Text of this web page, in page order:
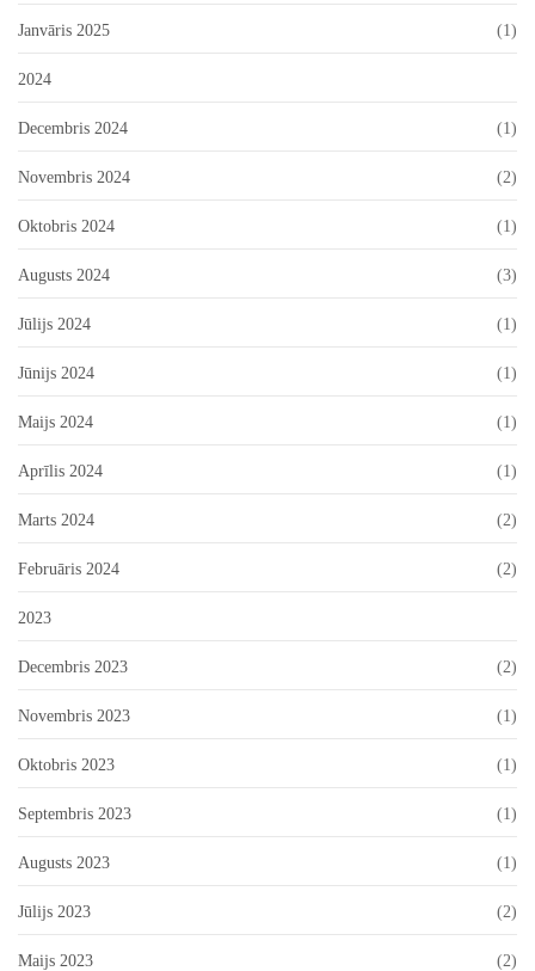
Janvāris 2025 (1)
2024
Decembris 2024 (1)
Novembris 2024 (2)
Oktobris 2024 (1)
Augusts 2024 (3)
Jūlijs 2024 (1)
Jūnijs 2024 (1)
Maijs 2024 (1)
Aprīlis 2024 (1)
Marts 2024 (2)
Februāris 2024 (2)
2023
Decembris 2023 (2)
Novembris 2023 (1)
Oktobris 2023 (1)
Septembris 2023 (1)
Augusts 2023 (1)
Jūlijs 2023 (2)
Maijs 2023 (2)